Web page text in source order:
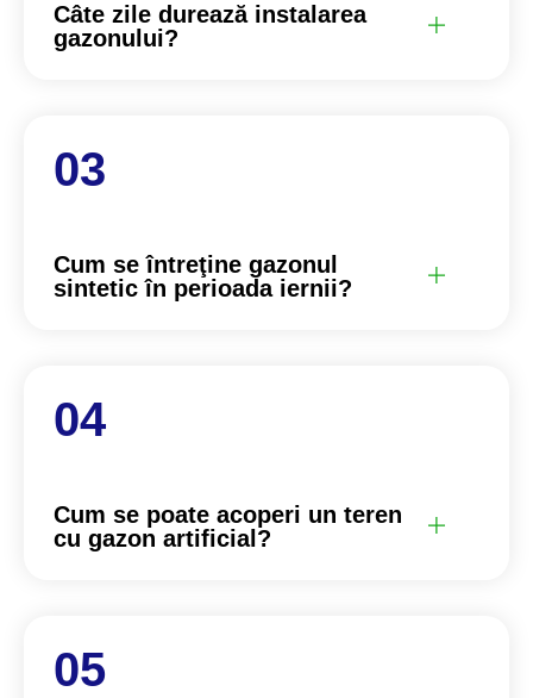
Câte zile durează instalarea
gazonului?
Cum se întreţine gazonul
sintetic în perioada iernii?
Cum se poate acoperi un teren
cu gazon artificial?